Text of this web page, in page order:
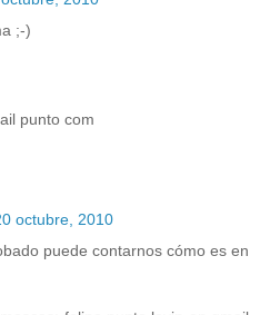
;-)
punto com
octubre, 2010
puede contarnos cómo es en